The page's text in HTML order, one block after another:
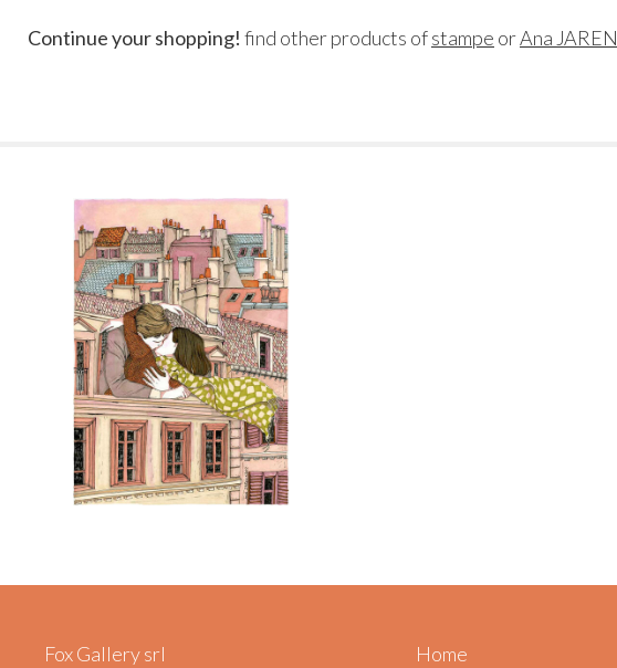
Continue your shopping! find other products ofstampe orAna JAREN
Fox Gallery srl
Home